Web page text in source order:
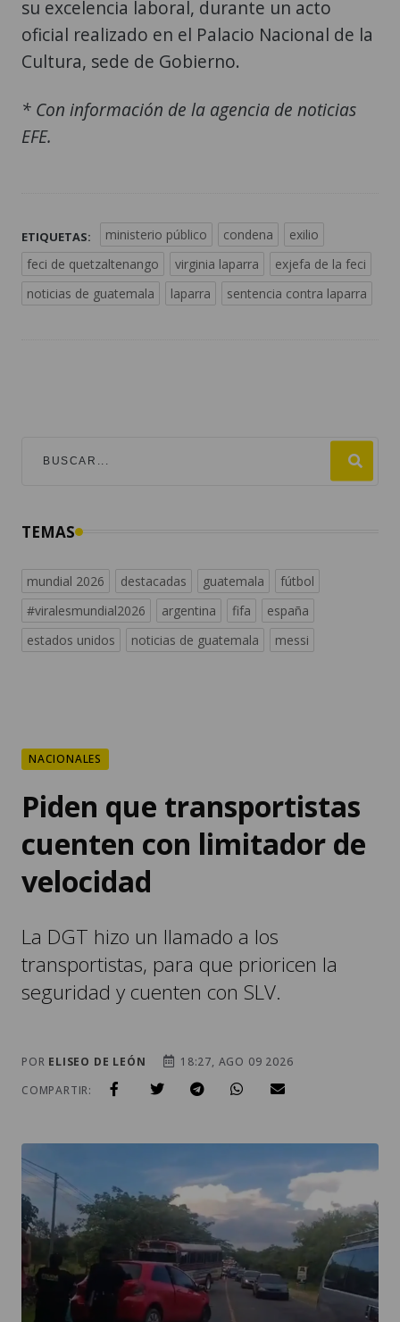
su excelencia laboral, durante un acto
oficial realizado en el Palacio Nacional de la
Cultura, sede de Gobierno.
* Con información de la agencia de noticias
EFE.
ETIQUETAS: ministerio público condena
exilio
feci de quetzaltenango
virginia laparra
exjefa de la feci
noticias de guatemala
laparra sentencia contra laparra
TEMAS
mundial 2026 destacadas guatemala
fútbol
#viralesmundial2026
argentina fifa
españa
estados unidos
noticias de guatemala messi
NACIONALES
Piden que transportistas
cuenten con limitador de
velocidad
La DGT hizo un llamado a los
transportistas, para que prioricen la
seguridad y cuenten con SLV.
POR ELISEO DE LEÓN
18:27, AGO 09 2026
COMPARTIR: